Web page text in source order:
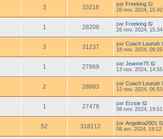
3 33216 par Freeking
26 nov. 2024, 15:42
1 28206 par Freeking
26 nov. 2024, 15:34
3 31237 par Coach Lounah
18 nov. 2024, 09:25
1 27869 par Jeanne75
13 nov. 2024, 14:55
2 28883 par Coach Lounah
12 nov. 2024, 06:53
1 27478 par Erzsie
08 nov. 2024, 19:51
52 318112 par Angelina2001
08 avr. 2024, 19:12